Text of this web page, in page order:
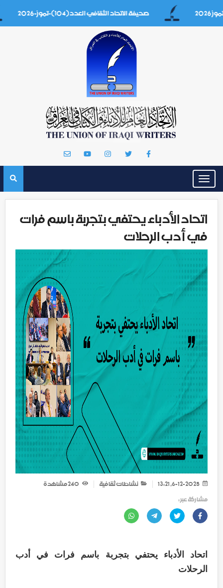
صحيفة الاتحاد الثقافي العدد(104)-تموز-2026
Toggle
navigation
اتحاد الأدباء يحتفي بتجربة باسم فرات
في أدب الرحلات
نشاطات ثقافية
مشاهدة
مشاركة عبر :
اتحاد الأدباء يحتفي بتجربة باسم فرات في أدب
الرحلات